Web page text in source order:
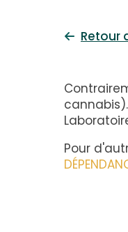
Retour
Pour